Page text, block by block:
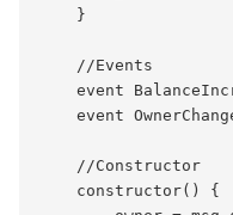
    }
    //Events
event
event
    //Constructor
    constructor() {